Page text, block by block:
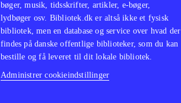
bøger, musik, tidsskrifter, artikler, e-bøger,
lydbøger osv. Bibliotek.dk er altså ikke et fysisk
bibliotek, men en database og service over hvad der
findes på danske offentlige biblioteker, som du kan
bestille og få leveret til dit lokale bibliotek.
Administrer cookieindstillinger